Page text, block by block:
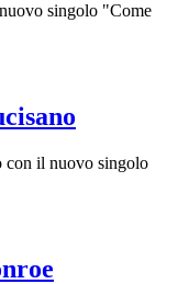
singolo "Come
con il nuovo singolo